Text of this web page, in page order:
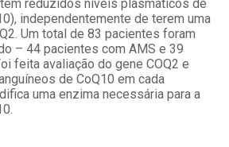
reduzidos níveis plasmáticos de
independentemente de terem uma
Um total de 83 pacientes foram
– 44 pacientes com AMS e 39
feita avaliação do gene COQ2 e
de CoQ10 em cada
uma enzima necessária para a